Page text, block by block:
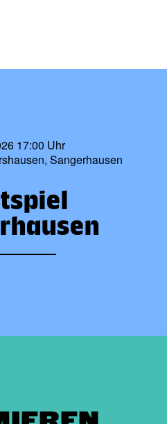
17:00 Uhr
Sangerhausen